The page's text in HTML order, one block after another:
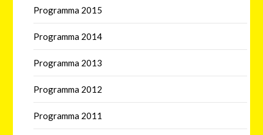
Programma 2015
Programma 2014
Programma 2013
Programma 2012
Programma 2011